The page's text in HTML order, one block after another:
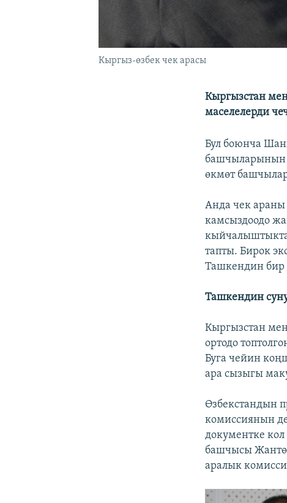
Кыргыз-өзбек чек арасы
Кыргызстан
маселелерди
Бул боюнча
башчыларынын
өкмөт
Анда чек араны
камсыздоодо
тапты. Бирок
Ташкендин бир
Ташкендин
Кыргызстан
ортодо
Буга чейин
ара сызыгы
Өзбекстандын
комиссиянын
документке
башчысы
аралык